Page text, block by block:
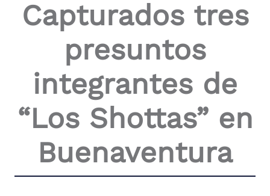
Capturados tres
presuntos
integrantes de
“Los Shottas” en
Buenaventura